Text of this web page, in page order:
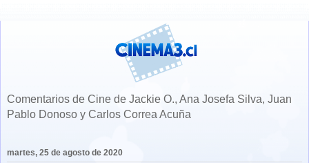
Comentarios de Cine de Jackie O., Ana Josefa Silva, Juan
Pablo Donoso y Carlos Correa Acuña
martes, 25 de agosto de 2020